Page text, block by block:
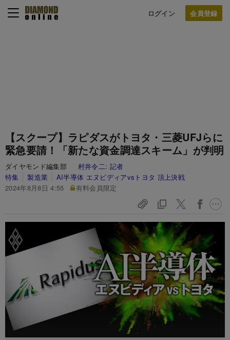
ログイン
【スクープ】ラピダスがトヨタ・三菱UFJらに
緊急要請！「新たな資金調達スキーム」が判明
ダイヤモンド編集部 村井令二: 記者
特集
製造業
AI半導体 エヌビディアvsトヨタ 頂上決戦
2024年8月8日 4:55
有料会員限定